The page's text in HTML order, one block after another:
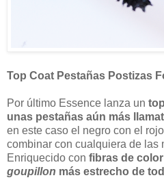
Top Coat Pestañas Postizas
Por último Essence lanza un
unas pestañas aún más
en este caso el negro con el
combinar con cualquiera de las
Enriquecido con fibras de
goupillon más estrecho de